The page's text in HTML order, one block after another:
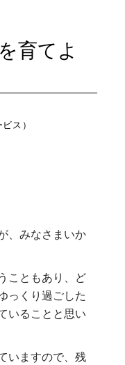
育てよ
ス）
、みなさまいか
こともあり、ど
っくり過ごした
いることと思い
いますので、残